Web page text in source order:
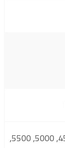
3000, 3700, 4000, 4500, 5000, 5500,